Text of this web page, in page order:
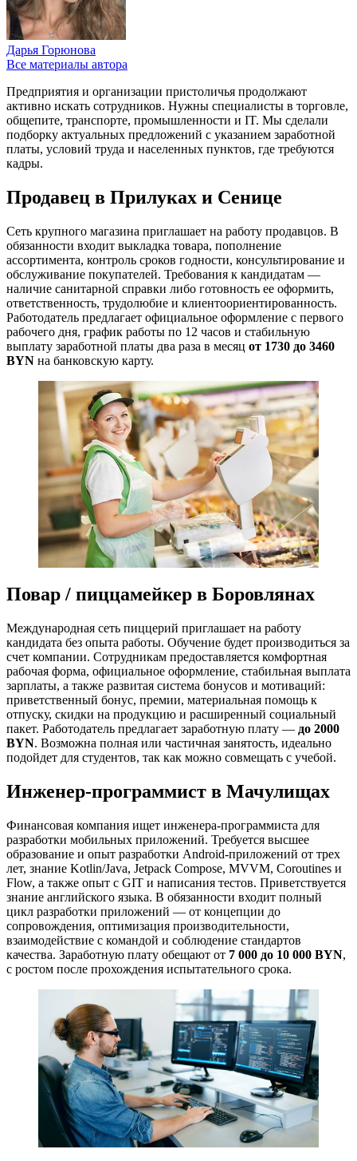
Дарья Горюнова
Все материалы автора
Предприятия и организации пристоличья продолжают
активно искать сотрудников. Нужны специалисты в торговле,
общепите, транспорте, промышленности и IT. Мы сделали
подборку актуальных предложений с указанием заработной
платы, условий труда и населенных пунктов, где требуются
кадры.
Продавец в Прилуках и Сенице
Сеть крупного магазина приглашает на работу продавцов. В
обязанности входит выкладка товара, пополнение
ассортимента, контроль сроков годности, консультирование и
обслуживание покупателей. Требования к кандидатам —
наличие санитарной справки либо готовность ее оформить,
ответственность, трудолюбие и клиентоориентированность.
Работодатель предлагает официальное оформление с первого
рабочего дня, график работы по 12 часов и стабильную
выплату заработной платы два раза в месяц от 1730 до 3460
BYN на банковскую карту.
Повар / пиццамейкер в Боровлянах
Международная сеть пиццерий приглашает на работу
кандидата без опыта работы. Обучение будет производиться за
счет компании. Сотрудникам предоставляется комфортная
рабочая форма, официальное оформление, стабильная выплата
зарплаты, а также развитая система бонусов и мотиваций:
приветственный бонус, премии, материальная помощь к
отпуску, скидки на продукцию и расширенный социальный
пакет. Работодатель предлагает заработную плату — до 2000
BYN. Возможна полная или частичная занятость, идеально
подойдет для студентов, так как можно совмещать с учебой.
Инженер-программист в Мачулищах
Финансовая компания ищет инженера-программиста для
разработки мобильных приложений. Требуется высшее
образование и опыт разработки Android-приложений от трех
лет, знание Kotlin/Java, Jetpack Compose, MVVM, Coroutines и
Flow, а также опыт с GIT и написания тестов. Приветствуется
знание английского языка. В обязанности входит полный
цикл разработки приложений — от концепции до
сопровождения, оптимизация производительности,
взаимодействие с командой и соблюдение стандартов
качества. Заработную плату обещают от 7 000 до 10 000 BYN,
с ростом после прохождения испытательного срока.